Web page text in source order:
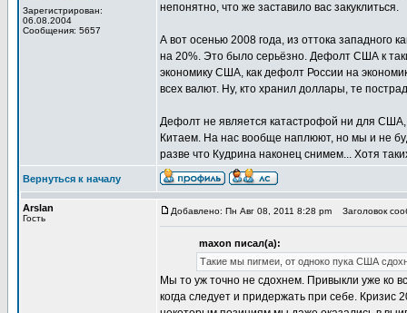
Зарегистрирован:
06.08.2004
Сообщения: 5657
непонятно, что же заставило вас закуклиться.
А вот осенью 2008 года, из оттока западного
на 20%. Это было серьёзно. Дефолт США к
экономику США, как дефолт России на
всех валют. Ну, кто хранил доллары, те
Дефолт не является катастрофой ни для США,
Китаем. На нас вообще наплюют, но мы и не
разве что Кудрина наконец снимем... Хотя
Вернуться к началу
Arslan
Гость
Добавлено: Пн Авг 08, 2011 8:28 pm Заголовок
maxon писал(а):
Такие мы пигмеи, от одноко пука США
Мы то уж точно не сдохнем. Привыкли уже ко
когда следует и придержать при себе.